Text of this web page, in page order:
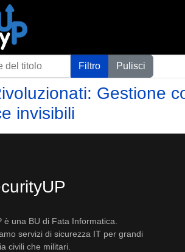
titolo Filtro Pulisci
Gestione
invisibili
è una BU di Fata Informatica.
servizi di sicurezza IT per grandi
civili che militari.